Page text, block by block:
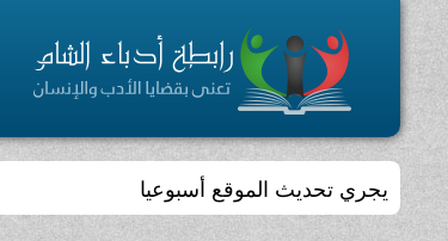
يجري تحديث الموقع أسبوعيا